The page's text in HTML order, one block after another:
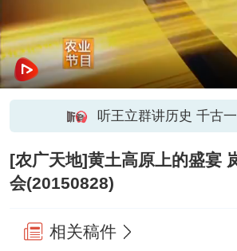
听王立群讲历史 千古
[农广天地]黄土高原上的盛宴
会(20150828)
相关稿件